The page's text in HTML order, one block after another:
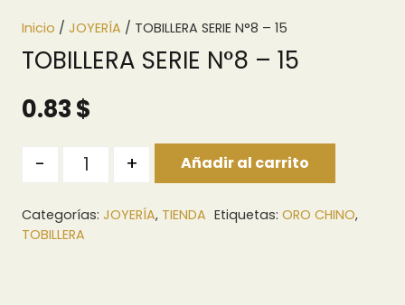
Inicio / JOYERÍA / TOBILLERA SERIE N°8 – 15
TOBILLERA SERIE N°8 – 15
0.83$
- + Añadir al carrito
Categorías: JOYERÍA, TIENDA Etiquetas: ORO CHINO,
TOBILLERA